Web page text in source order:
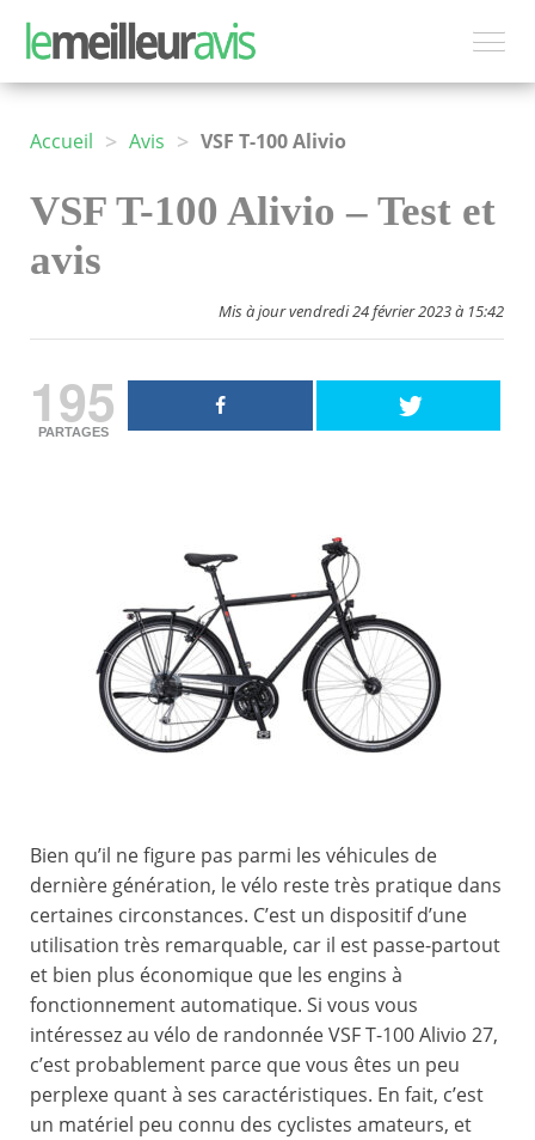
Accueil > Avis > VSF T-100 Alivio
VSF T-100 Alivio – Test et
avis
Mis à jour vendredi 24 février 2023 à 15:42
195
PARTAGES
Bien qu’il ne figure pas parmi les véhicules de
dernière génération, le vélo reste très pratique dans
certaines circonstances. C’est un dispositif d’une
utilisation très remarquable, car il est passe-partout
et bien plus économique que les engins à
fonctionnement automatique. Si vous vous
intéressez au vélo de randonnée VSF T-100 Alivio 27,
c’est probablement parce que vous êtes un peu
perplexe quant à ses caractéristiques. En fait, c’est
un matériel peu connu des cyclistes amateurs, et